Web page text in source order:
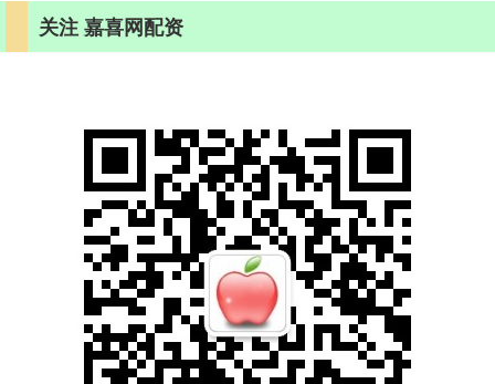
关注 嘉喜网配资